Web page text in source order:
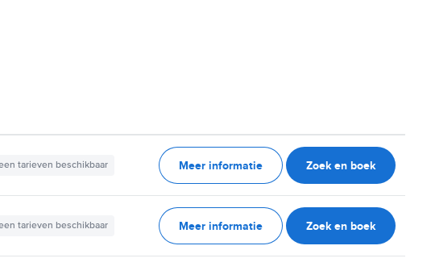
tarieven beschikbaar Meer informatie Zoek en boek
tarieven beschikbaar Meer informatie Zoek en boek